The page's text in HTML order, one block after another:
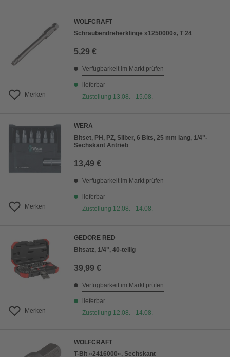
Merken
WOLFCRAFT
Schraubendreherklinge »1250000«, T 24
5,29 €
Verfügbarkeit im Markt prüfen
lieferbar
Zustellung 13.08. - 15.08.
Merken
WERA
Bitset, PH, PZ, Silber, 6 Bits, 25 mm lang, 1/4"-
Sechskant Antrieb
13,49 €
Verfügbarkeit im Markt prüfen
lieferbar
Zustellung 12.08. - 14.08.
Merken
GEDORE RED
Bitsatz, 1/4", 40-teilig
39,99 €
Verfügbarkeit im Markt prüfen
lieferbar
Zustellung 12.08. - 14.08.
WOLFCRAFT
T-Bit »2416000«, Sechskant